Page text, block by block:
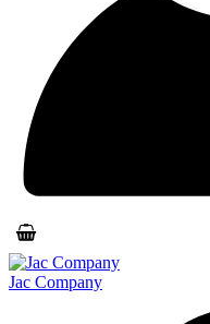
Jac Company